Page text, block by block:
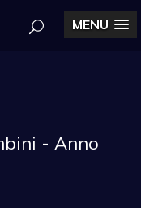
MENU
- Anno